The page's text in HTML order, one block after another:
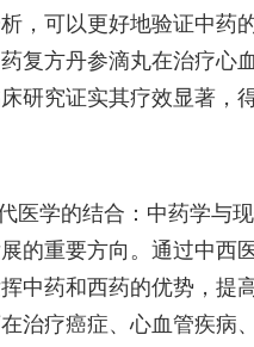
，可以更好地验证中药
复方丹参滴丸在治疗心
研究证实其疗效显著，
医学的结合：中药学与
的重要方向。通过中西
中药和西药的优势，提
治疗癌症、心血管疾病